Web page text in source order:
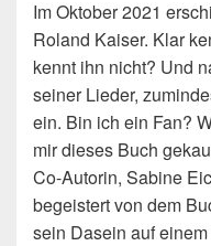
Im Oktober 2021
Roland Kaiser. Klar
kennt ihn nicht? Und
seiner Lieder,
ein. Bin ich ein Fan?
mir dieses Buch
Co-Autorin, Sabine
begeistert von dem
sein Dasein auf